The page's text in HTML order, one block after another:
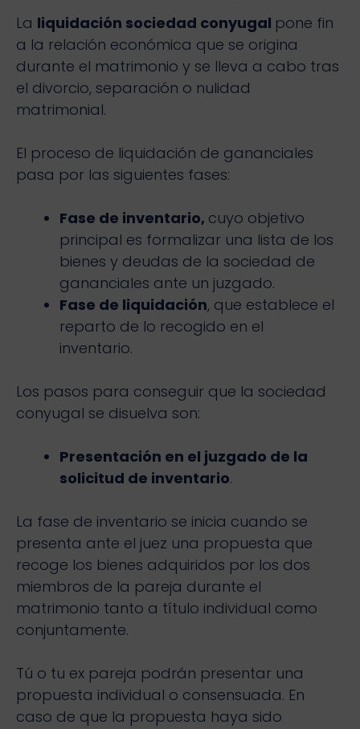
La liquidación sociedad conyugal pone fin
a la relación económica que se origina
durante el matrimonio y se lleva a cabo tras
el divorcio, separación o nulidad
matrimonial.
El proceso de liquidación de gananciales
pasa por las siguientes fases:
Fase de inventario, cuyo objetivo
principal es formalizar una lista de los
bienes y deudas de la sociedad de
gananciales ante un juzgado.
Fase de liquidación, que establece el
reparto de lo recogido en el
inventario.
Los pasos para conseguir que la sociedad
conyugal se disuelva son:
Presentación en el juzgado de la
solicitud de inventario.
La fase de inventario se inicia cuando se
presenta ante el juez una propuesta que
recoge los bienes adquiridos por los dos
miembros de la pareja durante el
matrimonio tanto a título individual como
conjuntamente.
Tú o tu ex pareja podrán presentar una
propuesta individual o consensuada. En
caso de que la propuesta haya sido